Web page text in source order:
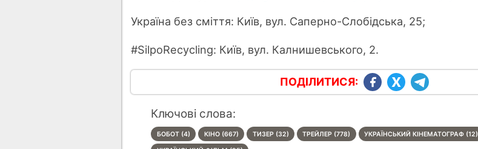
Україна без сміття: Київ, вул. Саперно-Слобідська, 25;
#SilpoRecycling: Київ, вул. Калнишевського, 2.
ПОДІЛИТИСЯ:
Ключові слова:
БОБОТ (4) КІНО (667) ТИЗЕР (32) ТРЕЙЛЕР (778) УКРАЇНСЬКИЙ КІНЕМАТОГРАФ (12)